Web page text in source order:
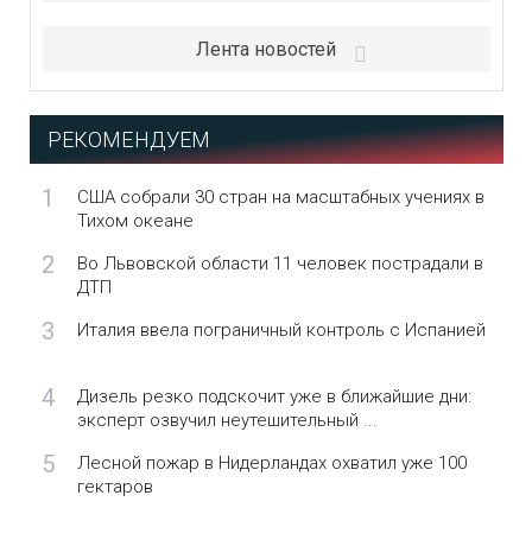
Лента новостей
РЕКОМЕНДУЕМ
1
США собрали 30 стран на масштабных учениях в
Тихом океане
2
Во Львовской области 11 человек пострадали в
ДТП
3 Италия ввела пограничный контроль с Испанией
4
Дизель резко подскочит уже в ближайшие дни:
эксперт озвучил неутешительный ...
5
Лесной пожар в Нидерландах охватил уже 100
гектаров